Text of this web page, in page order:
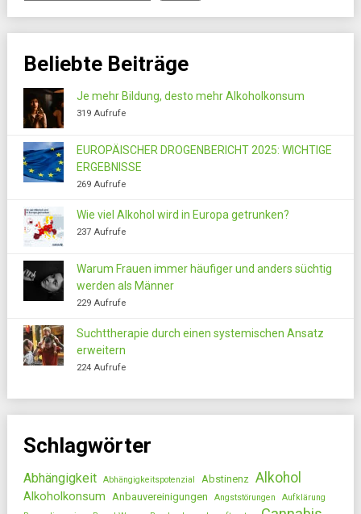
Beliebte Beiträge
Je mehr Bildung, desto mehr Alkoholkonsum
319 Aufrufe
EUROPÄISCHER DROGENBERICHT 2025: WICHTIGE
ERGEBNISSE
269 Aufrufe
Wie viel Alkohol wird in Europa getrunken?
237 Aufrufe
Warum Frauen immer häufiger und anders süchtig
werden als Männer
229 Aufrufe
Suchttherapie durch einen systemischen Ansatz
erweitern
224 Aufrufe
Schlagwörter
Abhängigkeit Abhängigkeitspotenzial Abstinenz Alkohol
Alkoholkonsum Anbauvereinigungen Angststörungen
Aufklärung